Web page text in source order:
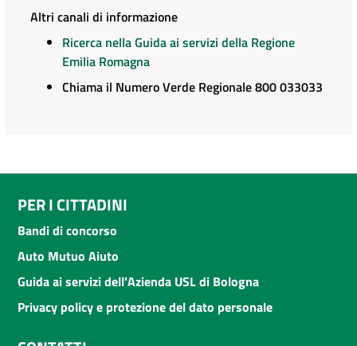
Altri canali di informazione
Ricerca nella Guida ai servizi della Regione
Emilia Romagna
Chiama il Numero Verde Regionale 800 033033
PER I CITTADINI
Bandi di concorso
Auto Mutuo Aiuto
Guida ai servizi dell'Azienda USL di Bologna
Privacy policy e protezione del dato personale